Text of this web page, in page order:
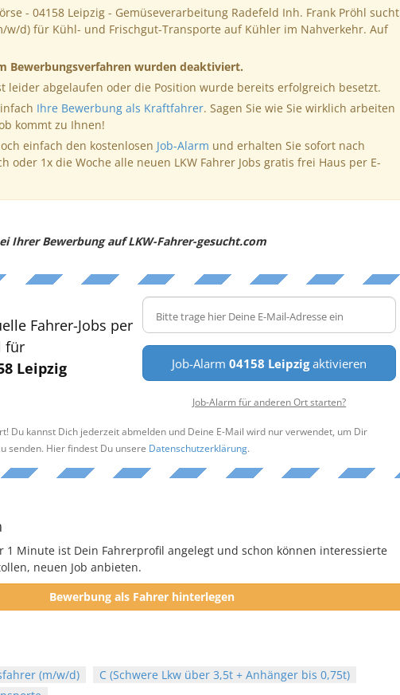
- 04158 Leipzig - Gemüseverarbeitung Radefeld Inh. Frank Pröhl sucht
w/d) für Kühl- und Frischgut-Transporte auf Kühler im Nahverkehr. Auf
Bewerbungsverfahren wurden deaktiviert.
leider abgelaufen oder die Position wurde bereits erfolgreich besetzt.
Ihre Bewerbung als Kraftfahrer. Sagen Sie wie Sie wirklich arbeiten
kommt zu Ihnen!
einfach den kostenlosen Job-Alarm und erhalten Sie sofort nach
oder 1x die Woche alle neuen LKW Fahrer Jobs gratis frei Haus per E-
Ihrer Bewerbung auf LKW-Fahrer-gesucht.com
Fahrer-Jobs per
für
Leipzig
Job-Alarm04158 Leipzigaktivieren
Job-Alarm für anderen Ort starten?
Du kannst Dich jederzeit abmelden und Deine E-Mail wird nur verwendet, um Dir
senden. Hier findest Du unsere Datenschutzerklärung.
1 Minute ist Dein Fahrerprofil angelegt und schon können interessierte
neuen Job anbieten.
Bewerbung als Fahrer hinterlegen
(m/w/d)
C (Schwere Lkw über 3,5t + Anhänger bis 0,75t)